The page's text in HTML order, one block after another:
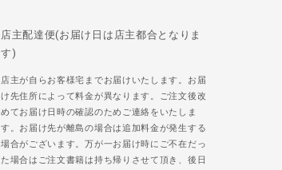
店主配達便(お届け日は店主都合となりま
す)
店主が自らお客様宅までお届けいたします。お届
け先住所によって料金が異なります。ご注文後改
めてお届け日時の確認のためご連絡をいたしま
す。お届け先が離島の場合は追加料金が発生する
場合がございます。万が一お届け時にご不在だっ
た場合はご注文書籍は持ち帰りさせて頂き、後日